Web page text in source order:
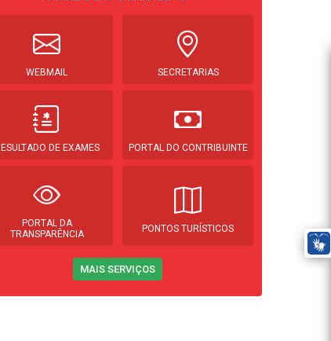
WEBMAIL SECRETARIAS
DE EXAMES PORTAL DO CONTRIBUINTE
PORTAL DA
TRANSPARÊNCIA
PONTOS TURÍSTICOS
MAIS SERVIÇOS